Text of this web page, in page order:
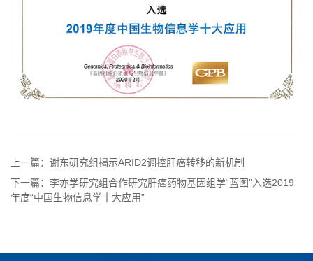
上一篇：谢东研究组揭示ARID2调控肝癌转移的新机制
下一篇：李亦学研究组合作研究肝癌药物基因组学“蓝图”入选2019
年度“中国生物信息学十大应用”